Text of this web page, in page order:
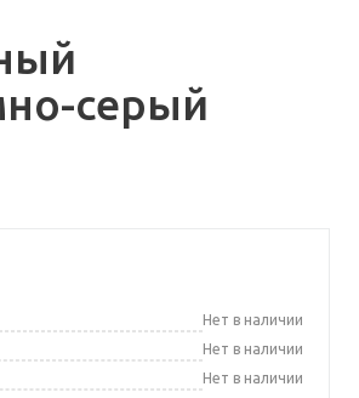
серый
Нет в наличии
Нет в наличии
Нет в наличии